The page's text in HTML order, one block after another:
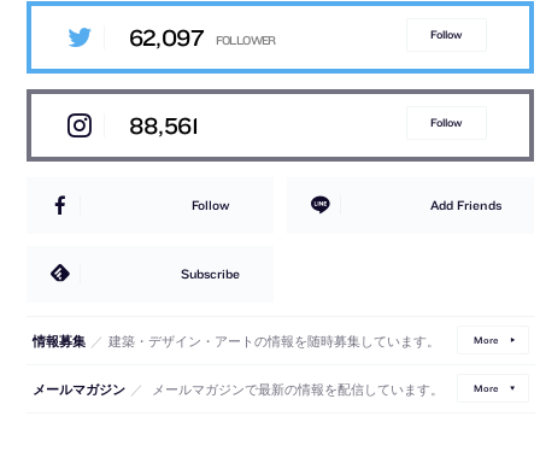
62,097 Follow
88,561 Follow
Follow Add Friends
Subscribe
情報募集 ／ 建築・デザイン・アートの情報を随時募集しています。 More
メールマガジン ／ メールマガジンで最新の情報を配信しています。 More